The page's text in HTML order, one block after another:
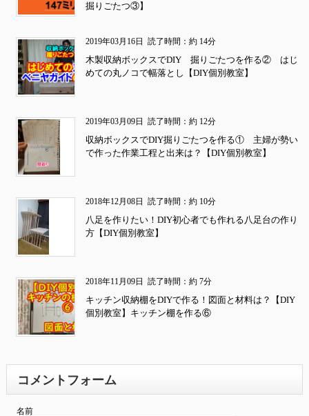
掘りごたつ③】
2019年03月16日 読了時間：約 14分
木製収納ボックスでDIY 掘りごたつを作る② はじ
めての丸ノコで幅落とし【DIY個別教室】
2019年03月09日 読了時間：約 12分
収納ボックスでDIY掘りごたつを作る① 主婦が勢い
で作った作業工程と出来は？【DIY個別教室】
2018年12月08日 読了時間：約 10分
八足を作りたい！DIY初心者でも作れる八足台の作り
方【DIY個別教室】
2018年11月09日 読了時間：約 7分
キッチン収納棚をDIYで作る！図面と材料は？【DIY
個別教室】キッチン棚を作る⑥
コメントフォーム
名前